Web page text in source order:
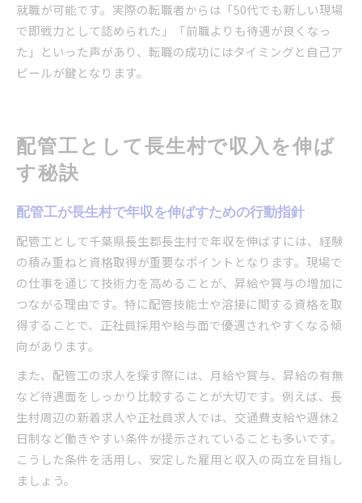
就職が可能です。実際の転職者からは「50代でも新しい現場
で即戦力として認められた」「前職よりも待遇が良くなっ
た」といった声があり、転職の成功にはタイミングと自己ア
ピールが鍵となります。
配管工として長生村で収入を伸ば
す秘訣
配管工が長生村で年収を伸ばすための行動指針
配管工として千葉県長生郡長生村で年収を伸ばすには、経験
の積み重ねと資格取得が重要なポイントとなります。現場で
の仕事を通じて技術力を高めることが、昇給や賞与の増加に
つながる理由です。特に配管技能士や溶接に関する資格を取
得することで、正社員採用や給与面で優遇されやすくなる傾
向があります。
また、配管工の求人を探す際には、月給や賞与、昇給の有無
など待遇面をしっかり比較することが大切です。例えば、長
生村周辺の新着求人や正社員求人では、交通費支給や週休2
日制など働きやすい条件が提示されていることも多いです。
こうした条件を活用し、安定した雇用と収入の両立を目指し
ましょう。